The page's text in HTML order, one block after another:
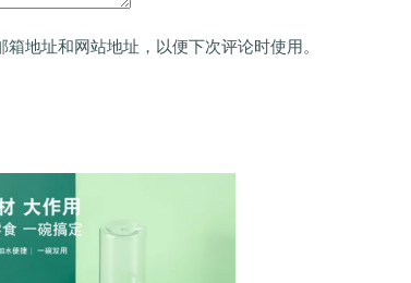
地址和网站地址，以便下次评论时使用。